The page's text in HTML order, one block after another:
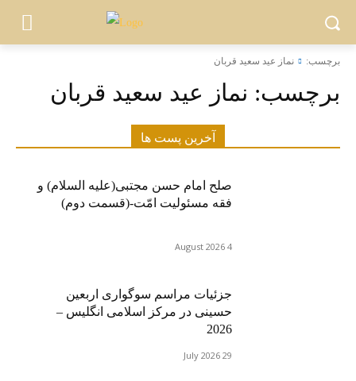
برچسب: نماز عید سعید قربان
برچسب: نماز عید سعید قربان
آخرین پست ها
صلح امام حسن مجتبی(علیه السلام) و
فقه مسئولیت امّت-(قسمت دوم)
4 August 2026
جزئیات مراسم سوگواری اربعین
حسینی در مرکز اسلامی انگلیس –
2026
29 July 2026